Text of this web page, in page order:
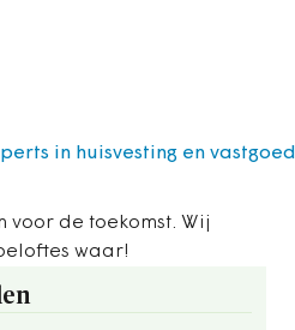
voor de toekomst. Wij
waar!
in huisvesting en vastgoed